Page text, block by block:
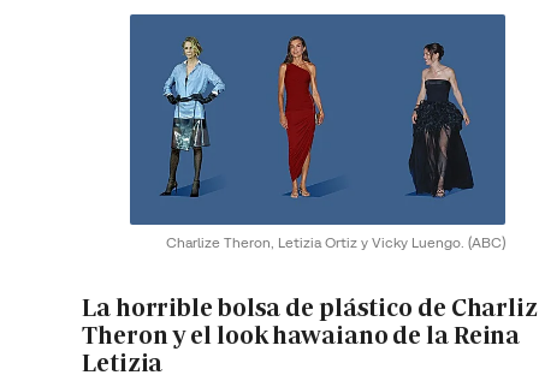
Charlize Theron, Letizia Ortiz y Vicky Luengo. (ABC)
La horrible bolsa de plástico de
Theron y el look hawaiano de la Reina
Letizia